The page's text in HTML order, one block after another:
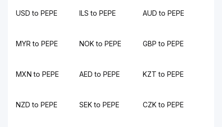
USD to PEPE ILS to PEPE AUD to PEPE
MYR to PEPE NOK to PEPE GBP to PEPE
MXN to PEPE AED to PEPE KZT to PEPE
NZD to PEPE SEK to PEPE CZK to PEPE